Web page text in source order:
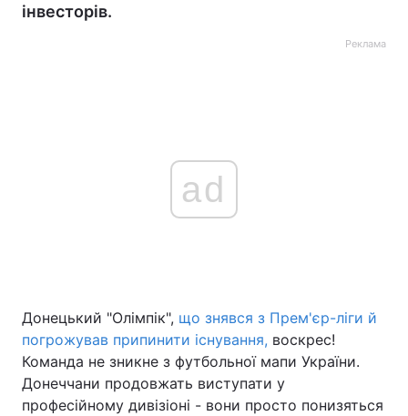
інвесторів.
Реклама
ad
Донецький "Олімпік", що знявся з Прем'єр-ліги й
погрожував припинити існування, воскрес!
Команда не зникне з футбольної мапи України.
Донеччани продовжать виступати у
професійному дивізіоні - вони просто понизяться